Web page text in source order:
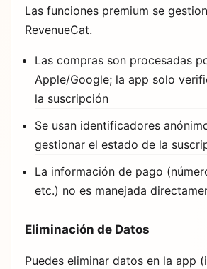
Las funciones premium se
RevenueCat.
Las compras son procesadas
Apple/Google; la app solo
la suscripción
Se usan identificadores
gestionar el estado de la
La información de pago
etc.) no es manejada
Eliminación de Datos
Puedes eliminar datos en la app